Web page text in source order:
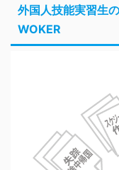
外国人技能実習生
WOKER